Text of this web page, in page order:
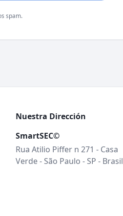
spam.
Nuestra Dirección
SmartSEC©
Rua Atilio Piffer n 271 - Casa
Verde - São Paulo - SP - Brasil